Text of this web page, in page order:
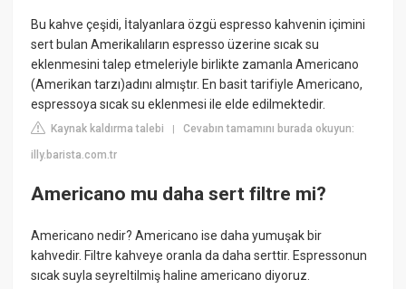
Bu kahve çeşidi, İtalyanlara özgü espresso kahvenin içimini
sert bulan Amerikalıların espresso üzerine sıcak su
eklenmesini talep etmeleriyle birlikte zamanla Americano
(Amerikan tarzı)adını almıştır. En basit tarifiyle Americano,
espressoya sıcak su eklenmesi ile elde edilmektedir.
Kaynak kaldırma talebi |Cevabın tamamını burada okuyun:
illy.barista.com.tr
Americano mu daha sert filtre mi?
Americano nedir? Americano ise daha yumuşak bir
kahvedir. Filtre kahveye oranla da daha serttir. Espressonun
sıcak suyla seyreltilmiş haline americano diyoruz.